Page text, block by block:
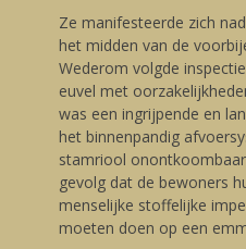
Ze manifesteerde zich
het midden van de
Wederom volgde
euvel met
was een ingrijpende en
het binnenpandig
stamriool
gevolg dat de bewoners
menselijke stoffelijke
moeten doen op een